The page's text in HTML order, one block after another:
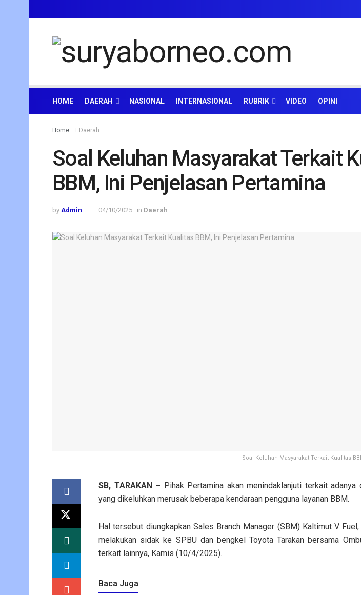
HOME DAERAH NASIONAL INTERNASIONAL RUBRIK VIDEO OPINI
Home Daerah
Soal Keluhan Masyarakat Terkait
BBM, Ini Penjelasan Pertamina
by Admin 04/10/2025 in Daerah
Soal Keluhan Masyarakat Terkait Kualitas
SB, TARAKAN – Pihak Pertamina akan menindaklanjuti terkait adanya
yang dikeluhkan merusak beberapa kendaraan pengguna layanan BBM.
Hal tersebut diungkapkan Sales Branch Manager (SBM) Kaltimut V
melakukan sidak ke SPBU dan bengkel Toyota Tarakan bersama
terkait lainnya, Kamis (10/4/2025).
Baca Juga